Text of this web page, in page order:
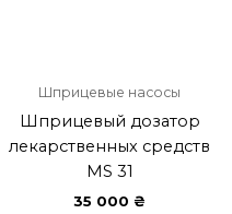
Шприцевые насосы
Шприцевый дозатор
лекарственных средств
MS 31
35 000 ₴